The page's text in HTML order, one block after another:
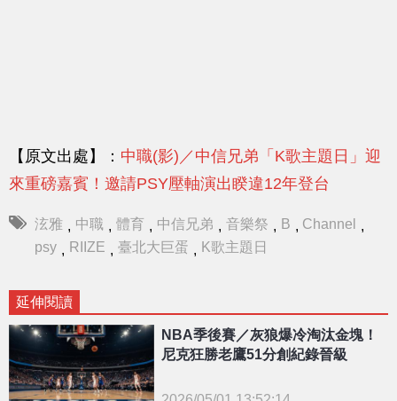
【原文出處】： 中職(影)／中信兄弟「K歌主題日」迎
來重磅嘉賓！邀請PSY壓軸演出睽違12年登台
泫雅 , 中職 , 體育 , 中信兄弟 , 音樂祭 , B , Channel ,
psy , RIIZE , 臺北大巨蛋 , K歌主題日
延伸閱讀
NBA季後賽／灰狼爆冷淘汰金塊！
尼克狂勝老鷹51分創紀錄晉級